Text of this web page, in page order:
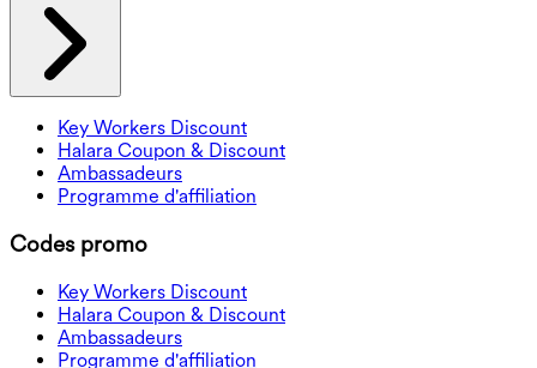
Key Workers Discount
Halara Coupon & Discount
Ambassadeurs
Programme d'affiliation
Codes promo
Key Workers Discount
Halara Coupon & Discount
Ambassadeurs
Programme d'affiliation